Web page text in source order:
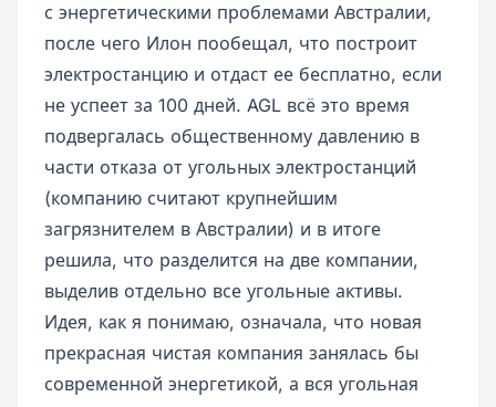
с энергетическими проблемами Австралии,
после чего Илон пообещал, что построит
электростанцию и отдаст ее бесплатно, если
не успеет за 100 дней. AGL всё это время
подвергалась общественному давлению в
части отказа от угольных электростанций
(компанию считают крупнейшим
загрязнителем в Австралии) и в итоге
решила, что разделится на две компании,
выделив отдельно все угольные активы.
Идея, как я понимаю, означала, что новая
прекрасная чистая компания занялась бы
современной энергетикой, а вся угольная